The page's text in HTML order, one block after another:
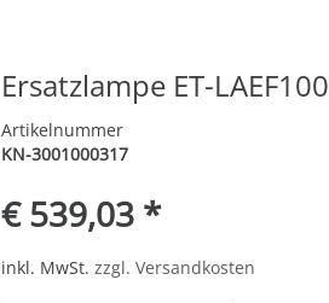
Ersatzlampe ET-LAEF100
Artikelnummer
KN-3001000317
€ 539,03 *
inkl. MwSt. zzgl. Versandkosten